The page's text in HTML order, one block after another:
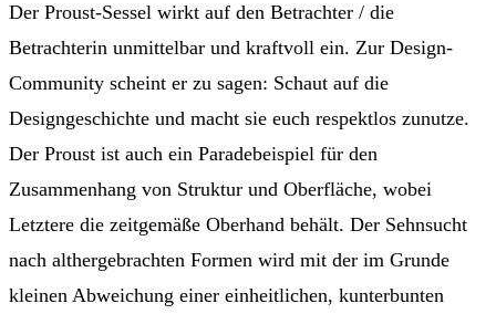
Der Proust-Sessel wirkt auf den Betrachter / die
Betrachterin unmittelbar und kraftvoll ein. Zur Design-
Community scheint er zu sagen: Schaut auf die
Designgeschichte und macht sie euch respektlos zunutze.
Der Proust ist auch ein Paradebeispiel für den
Zusammenhang von Struktur und Oberfläche, wobei
Letztere die zeitgemäße Oberhand behält. Der Sehnsucht
nach althergebrachten Formen wird mit der im Grunde
kleinen Abweichung einer einheitlichen, kunterbunten